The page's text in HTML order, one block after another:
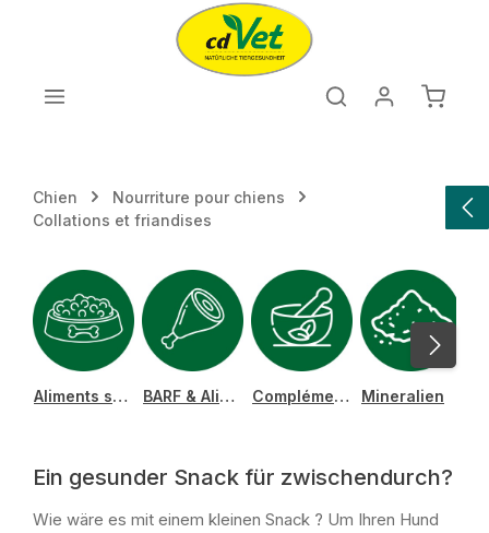
Passer au contenu principal
Le
Chien
Nourriture pour chiens
Collations et friandises
Aliments secs BARF & Aliments surgelés Compléments alimentaires Mineralien
Ein gesunder Snack für zwischendurch?
Wie wäre es mit einem kleinen Snack ? Um Ihren Hund